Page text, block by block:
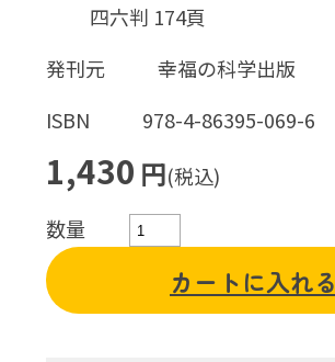
四六判 174頁
発刊元
幸福の科学出版
ISBN
978-4-86395-069-6
1,430 円(税込)
数量
カートに入れる